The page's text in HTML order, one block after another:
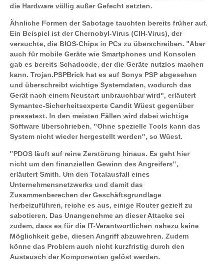
die Hardware völlig außer Gefecht setzten.
Ähnliche Formen der Sabotage tauchten bereits früher auf.
Ein Beispiel ist der Chernobyl-Virus (CIH-Virus), der
versuchte, die BIOS-Chips in PCs zu überschreiben. "Aber
auch für mobile Geräte wie Smartphones und Konsolen
gab es bereits Schadcode, der die Geräte nutzlos machen
kann. Trojan.PSPBrick hat es auf Sonys PSP abgesehen
und überschreibt wichtige Systemdaten, wodurch das
Gerät nach einem Neustart unbrauchbar wird", erläutert
Symantec-Sicherheitsexperte Candit Wüest gegenüber
pressetext. In den meisten Fällen wird dabei wichtige
Software überschrieben. "Ohne spezielle Tools kann das
System nicht wieder hergestellt werden", so Wüest.
"PDOS läuft auf reine Zerstörung hinaus. Es geht hier
nicht um den finanziellen Gewinn des Angreifers",
erläutert Smith. Um den Totalausfall eines
Unternehmensnetzwerks und damit das
Zusammenberechen der Geschäftsgrundlage
herbeizuführen, reiche es aus, einige Router gezielt zu
sabotieren. Das Unangenehme an dieser Attacke sei
zudem, dass es für die IT-Verantwortlichen nahezu keine
Möglichkeit gebe, diesen Angriff abzuwehren. Zudem
könne das Problem auch nicht kurzfristig durch den
Austausch der Komponenten gelöst werden.